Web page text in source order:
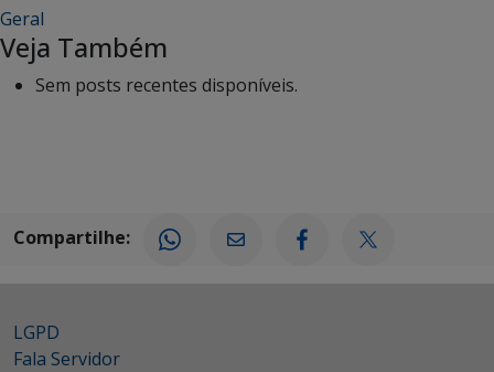
Geral
Veja Também
Sem posts recentes disponíveis.
Compartilhe:
LGPD
Fala Servidor